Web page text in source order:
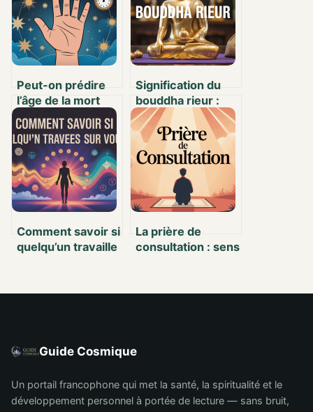
Peut-on prédire
l’âge de la mort
grâce à la ligne de
la main ?
Signification du
bouddha rieur :
histoire, symboles
et conseils pour
l’utiliser
Comment savoir si
quelqu’un travaille
solutions
La prière de
consultation : sens
Guide Cosmique
Un portail francophone qui met la santé, la spiritualité et le
développement personnel à portée de lecture — sans bruit,